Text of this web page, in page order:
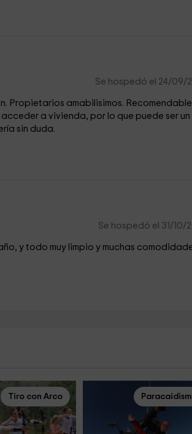
Se hospedó el 24/09/
Propietarios amabilisimos. Recomendable
a vivienda, por lo que puede ser un
sin duda.
Se hospedó el 31/10/
y todo muy limpio y muchas
Tiro con Arco